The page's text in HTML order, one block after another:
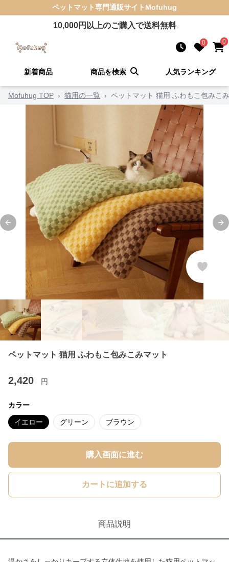
ペットマット専門通販サイト Mofuhug
10,000円以上のご購入で送料無料
0 0
新着商品 商品を検索 人気ランキング
Mofuhug TOP › 猫用の一覧 › ペットマット 猫用 ふわもこ包みこ
Previous slide
ペットマット 猫用 ふわもこ包みこみマット
2,420 円
カラー
イエロー グリーン ブラウン
購入画面に進む
カートに追加する
商品説明